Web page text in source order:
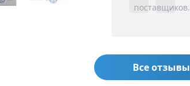
Все отзывы